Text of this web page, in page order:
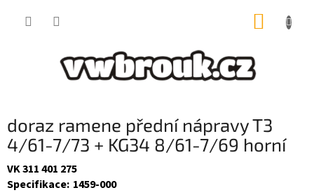
doraz ramene přední nápravy T3
4/61-7/73 + KG34 8/61-7/69 horní
VK 311 401 275
Specifikace: 1459-000